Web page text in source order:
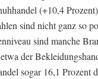
(+10,4
sind nicht ganz so
sind manche
der
sogar 16,1 Prozent